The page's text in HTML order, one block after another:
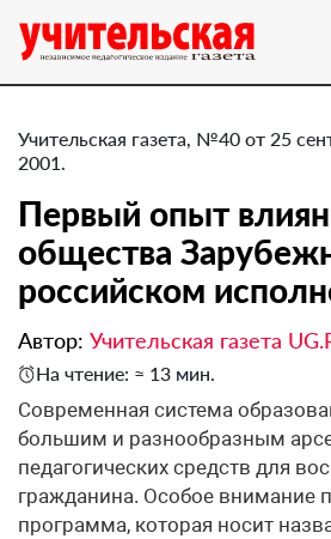
Учительская газета, №40 от 25
2001.
Первый опыт
общества
российском
Автор: Учительская газета
На чтение: ≈ 13 мин.
Современная система
большим и разнообразным
педагогических средств для
гражданина. Особое внимание
программа, которая носит